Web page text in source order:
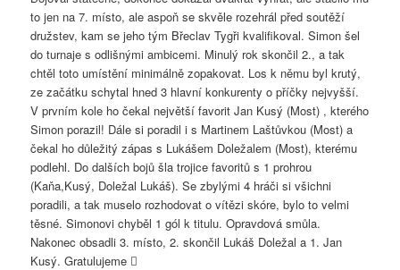
to jen na 7. místo, ale aspoň se skvěle rozehrál před soutěží
družstev, kam se jeho tým Břeclav Tygři kvalifikoval. Simon šel
do turnaje s odlišnými ambicemi. Minulý rok skončil 2., a tak
chtěl toto umístění minimálně zopakovat. Los k němu byl krutý,
ze začátku schytal hned 3 hlavní konkurenty o příčky nejvyšší.
V prvním kole ho čekal největší favorit Jan Kusý (Most) , kterého
Simon porazil! Dále si poradil i s Martinem Laštůvkou (Most) a
čekal ho důležitý zápas s Lukášem Doležalem (Most), kterému
podlehl. Do dalších bojů šla trojice favoritů s 1 prohrou
(Kaňa,Kusý, Doležal Lukáš). Se zbylými 4 hráči si všichni
poradili, a tak muselo rozhodovat o vítězi skóre, bylo to velmi
těsné. Simonovi chyběl 1 gól k titulu. Opravdová smůla.
Nakonec obsadli 3. místo, 2. skončil Lukáš Doležal a 1. Jan
Kusý. Gratulujeme 